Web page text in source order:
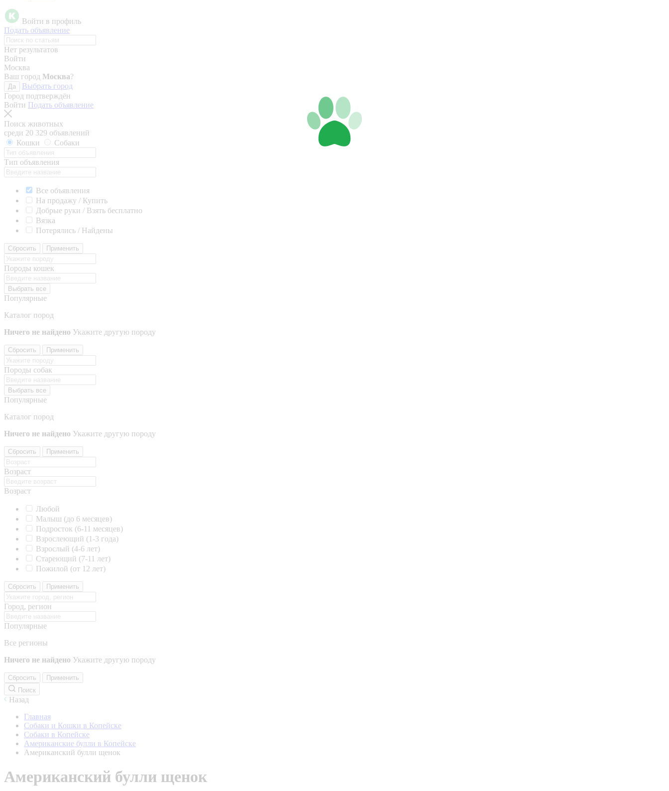
Войти в профиль
Подать объявление
Нет результатов
Войти
Москва
Ваш город Москва?
Да
Выбрать город
Город подтверждён
Войти Подать объявление
Поиск животных
среди 20 329 объявлений
Кошки
Собаки
Тип объявления
Все объявления
На продажу / Купить
Добрые руки / Взять бесплатно
Вязка
Потерялись / Найдены
Сбросить Применить
Породы кошек
Выбрать все
Популярные
Каталог пород
Ничего не найдено Укажите другую породу
Сбросить Применить
Породы собак
Выбрать все
Популярные
Каталог пород
Ничего не найдено Укажите другую породу
Сбросить Применить
Возраст
Возраст
Любой
Малыш (до 6 месяцев)
Подросток (6-11 месяцев)
Взрослеющий (1-3 года)
Взрослый (4-6 лет)
Стареющий (7-11 лет)
Пожилой (от 12 лет)
Сбросить Применить
Город, регион
Популярные
Все регионы
Ничего не найдено Укажите другую породу
Сбросить
Применить
Поиск
Назад
Главная
Собаки и Кошки в Копейске
Собаки в Копейске
Американские булли в Копейске
Американский булли щенок
Американский булли щенок